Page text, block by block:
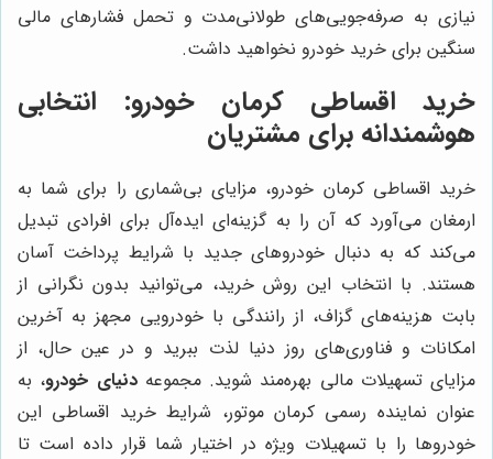
نیازی به صرفه‌جویی‌های طولانی‌مدت و تحمل فشارهای مالی
سنگین برای خرید خودرو نخواهید داشت.
خرید اقساطی کرمان خودرو: انتخابی
هوشمندانه برای مشتریان
خرید اقساطی کرمان خودرو، مزایای بی‌شماری را برای شما به
ارمغان می‌آورد که آن را به گزینه‌ای ایده‌آل برای افرادی تبدیل
می‌کند که به دنبال خودروهای جدید با شرایط پرداخت آسان
هستند. با انتخاب این روش خرید، می‌توانید بدون نگرانی از
بابت هزینه‌های گزاف، از رانندگی با خودرویی مجهز به آخرین
امکانات و فناوری‌های روز دنیا لذت ببرید و در عین حال، از
مزایای تسهیلات مالی بهره‌مند شوید. مجموعهدنیای خودرو، به
عنوان نماینده رسمی کرمان موتور، شرایط خرید اقساطی این
خودروها را با تسهیلات ویژه در اختیار شما قرار داده است تا